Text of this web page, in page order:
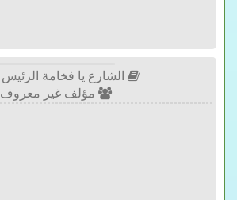
الشارع يا فخامة الرئيس PDF
مؤلف غير معروف